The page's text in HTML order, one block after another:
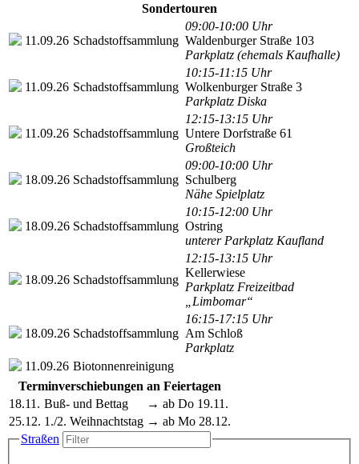
Sondertouren
11.09.26 Schadstoffsammlung
09:00-10:00 Uhr
Waldenburger Straße 103
Parkplatz (ehemals Kaufhalle)
11.09.26 Schadstoffsammlung
10:15-11:15 Uhr
Wolkenburger Straße 3
Parkplatz Diska
11.09.26 Schadstoffsammlung
12:15-13:15 Uhr
Untere Dorfstraße 61
Großteich
18.09.26 Schadstoffsammlung
09:00-10:00 Uhr
Schulberg
Nähe Spielplatz
18.09.26 Schadstoffsammlung
10:15-12:00 Uhr
Ostring
unterer Parkplatz Kaufland
18.09.26 Schadstoffsammlung
12:15-13:15 Uhr
Kellerwiese
Parkplatz Freizeitbad
„Limbomar“
18.09.26 Schadstoffsammlung
16:15-17:15 Uhr
Am Schloß
Parkplatz
11.09.26 Biotonnenreinigung
Terminverschiebungen an Feiertagen
18.11. Buß- und Bettag
→ ab Do 19.11.
25.12. 1./2. Weihnachtstag → ab Mo 28.12.
Straßen